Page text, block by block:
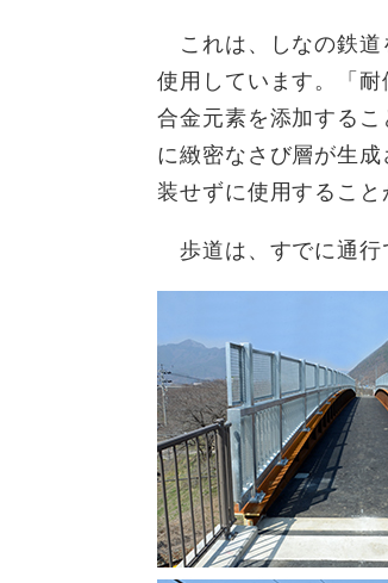
これは、しなの鉄道
使用しています。「
合金元素を添加する
に緻密なさび層が生
装せずに使用すること
歩道は、すでに通行